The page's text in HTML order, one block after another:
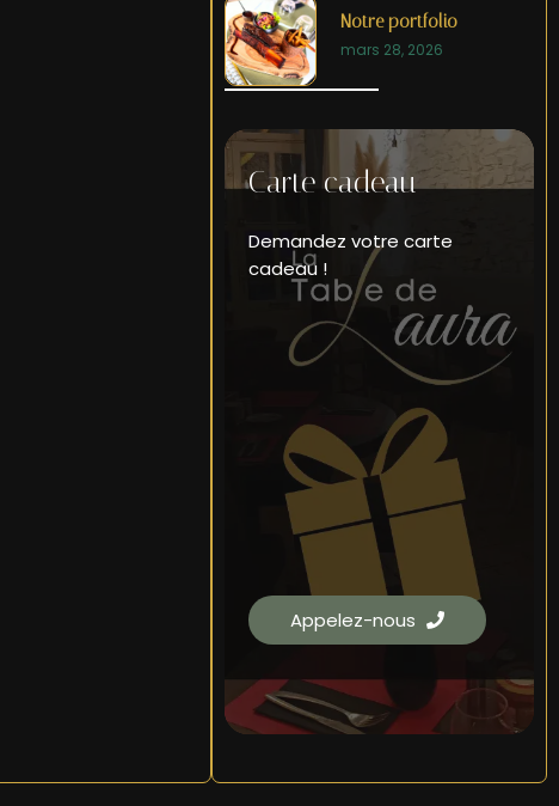
Notre portfolio
mars 28, 2026
Carte cadeau
Demandez votre carte
cadeau !
Appelez-nous